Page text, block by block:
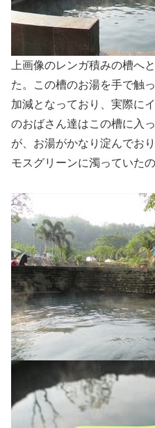
上画像のレンガ積みの槽へ
た。この槽のお湯を手で触
加減となっており、実際に
のおばさん達はこの槽に入
が、お湯がかなり淀んでお
モスグリーンに濁っていたの